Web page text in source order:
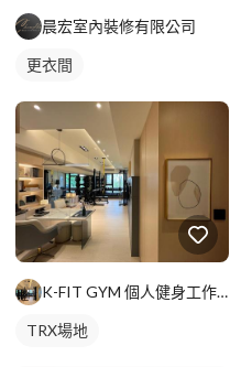
晨宏室內裝修有限公司
更衣間
K-FIT GYM 個人健身工作室｜預約制
TRX場地